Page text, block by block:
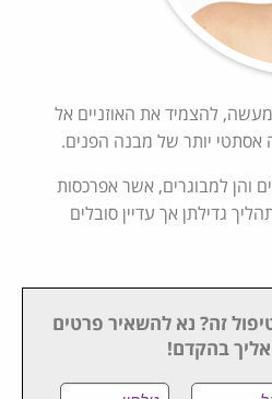
להצמיד את האוזניים אל
יותר של מבנה הפנים.
והן למבוגרים, אשר אפרכסות
גדילתן אך עדיין סובלים
זה? נא להשאיר פרטים
אליך בהקדם!